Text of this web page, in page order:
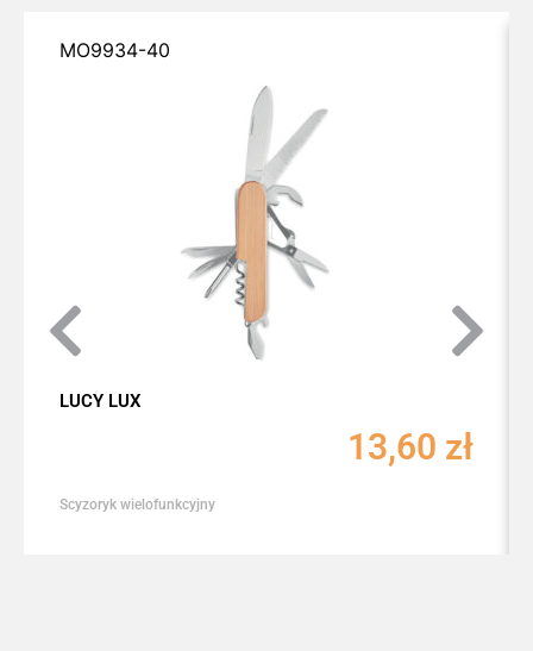
MO9934-40
LUCY LUX
13,60 zł
Scyzoryk wielofunkcyjny